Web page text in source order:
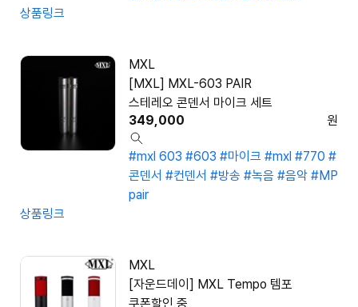
상품링크
MXL
[MXL] MXL-603 PAIR
스테레오 콘덴서 마이크 세트
349,000
원
#mxl 603 #603 #마이크 #mxl #770 #
콘덴서 #컨덴서 #방송 #녹음 #음악 #MP
pair
상품링크
MXL
[자운드데이] MXL Tempo 템포
쿠폰할인 중